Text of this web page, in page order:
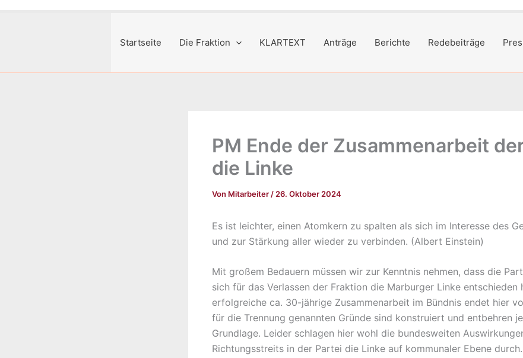
Startseite Die Fraktion KLARTEXT Anträge Berichte Redebeiträge
PM Ende der Zusammenarbeit
die Linke
Von Mitarbeiter / 26. Oktober 2024
Es ist leichter, einen Atomkern zu spalten als sich im Interesse des
und zur Stärkung aller wieder zu verbinden. (Albert Einstein)
Mit großem Bedauern müssen wir zur Kenntnis nehmen, dass die
sich für das Verlassen der Fraktion die Marburger Linke entschieden
erfolgreiche ca. 30-jährige Zusammenarbeit im Bündnis endet hier
für die Trennung genannten Gründe sind konstruiert und entbehren
Grundlage. Leider schlagen hier wohl die bundesweiten
Richtungsstreits in der Partei die Linke auf kommunaler Ebene durch.